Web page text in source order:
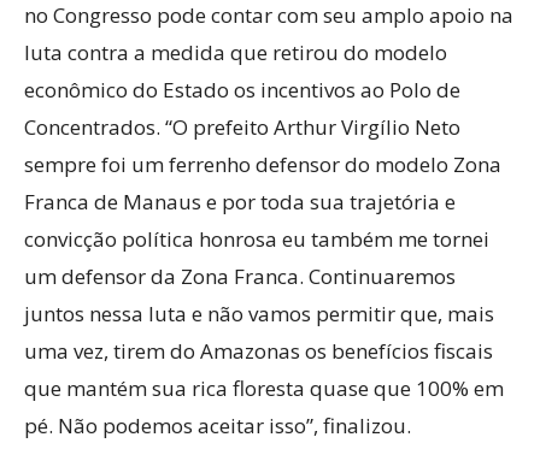
no Congresso pode contar com seu amplo apoio na
luta contra a medida que retirou do modelo
econômico do Estado os incentivos ao Polo de
Concentrados. “O prefeito Arthur Virgílio Neto
sempre foi um ferrenho defensor do modelo Zona
Franca de Manaus e por toda sua trajetória e
convicção política honrosa eu também me tornei
um defensor da Zona Franca. Continuaremos
juntos nessa luta e não vamos permitir que, mais
uma vez, tirem do Amazonas os benefícios fiscais
que mantém sua rica floresta quase que 100% em
pé. Não podemos aceitar isso”, finalizou.